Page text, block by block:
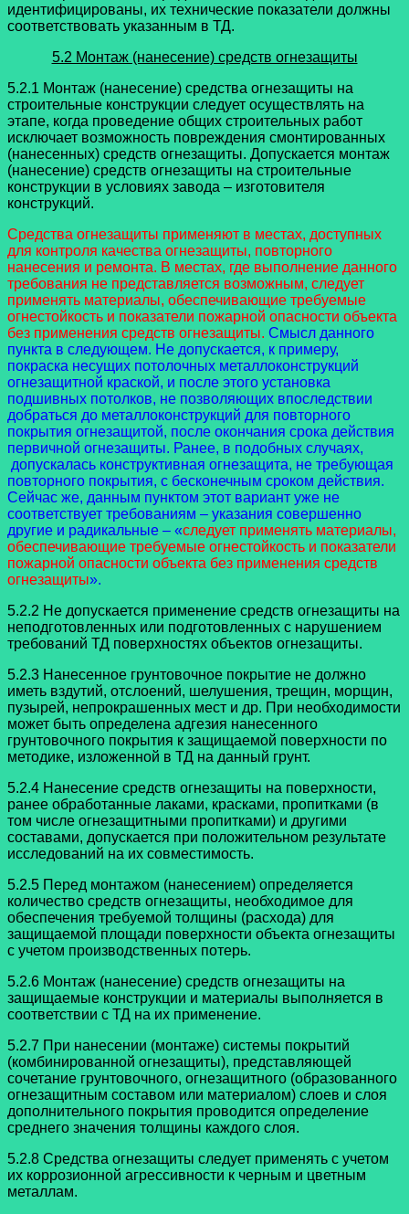
идентифицированы, их технические показатели должны
соответствовать указанным в ТД.
5.2 Монтаж (нанесение) средств огнезащиты
5.2.1 Монтаж (нанесение) средства огнезащиты на
строительные конструкции следует осуществлять на
этапе, когда проведение общих строительных работ
исключает возможность повреждения смонтированных
(нанесенных) средств огнезащиты. Допускается монтаж
(нанесение) средств огнезащиты на строительные
конструкции в условиях завода – изготовителя
конструкций.
Средства огнезащиты применяют в местах, доступных
для контроля качества огнезащиты, повторного
нанесения и ремонта. В местах, где выполнение данного
требования не представляется возможным, следует
применять материалы, обеспечивающие требуемые
огнестойкость и показатели пожарной опасности объекта
без применения средств огнезащиты. Смысл данного
пункта в следующем. Не допускается, к примеру,
покраска несущих потолочных металлоконструкций
огнезащитной краской, и после этого установка
подшивных потолков, не позволяющих впоследствии
добраться до металлоконструкций для повторного
покрытия огнезащитой, после окончания срока действия
первичной огнезащиты. Ранее, в подобных случаях,
допускалась конструктивная огнезащита, не требующая
повторного покрытия, с бесконечным сроком действия.
Сейчас же, данным пунктом этот вариант уже не
соответствует требованиям – указания совершенно
другие и радикальные – «следует применять материалы,
обеспечивающие требуемые огнестойкость и показатели
пожарной опасности объекта без применения средств
огнезащиты».
5.2.2 Не допускается применение средств огнезащиты на
неподготовленных или подготовленных с нарушением
требований ТД поверхностях объектов огнезащиты.
5.2.3 Нанесенное грунтовочное покрытие не должно
иметь вздутий, отслоений, шелушения, трещин, морщин,
пузырей, непрокрашенных мест и др. При необходимости
может быть определена адгезия нанесенного
грунтовочного покрытия к защищаемой поверхности по
методике, изложенной в ТД на данный грунт.
5.2.4 Нанесение средств огнезащиты на поверхности,
ранее обработанные лаками, красками, пропитками (в
том числе огнезащитными пропитками) и другими
составами, допускается при положительном результате
исследований на их совместимость.
5.2.5 Перед монтажом (нанесением) определяется
количество средств огнезащиты, необходимое для
обеспечения требуемой толщины (расхода) для
защищаемой площади поверхности объекта огнезащиты
с учетом производственных потерь.
5.2.6 Монтаж (нанесение) средств огнезащиты на
защищаемые конструкции и материалы выполняется в
соответствии с ТД на их применение.
5.2.7 При нанесении (монтаже) системы покрытий
(комбинированной огнезащиты), представляющей
сочетание грунтовочного, огнезащитного (образованного
огнезащитным составом или материалом) слоев и слоя
дополнительного покрытия проводится определение
среднего значения толщины каждого слоя.
5.2.8 Средства огнезащиты следует применять с учетом
их коррозионной агрессивности к черным и цветным
металлам.